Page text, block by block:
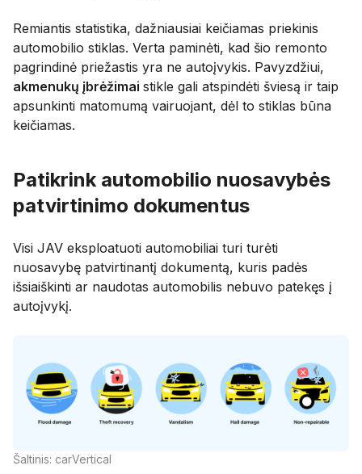
Remiantis statistika, dažniausiai keičiamas priekinis
automobilio stiklas. Verta paminėti, kad šio remonto
pagrindinė priežastis yra ne autoįvykis. Pavyzdžiui,
akmenukų įbrėžimai stikle gali atspindėti šviesą ir taip
apsunkinti matomumą vairuojant, dėl to stiklas būna
keičiamas.
Patikrink automobilio nuosavybės
patvirtinimo dokumentus
Visi JAV eksploatuoti automobiliai turi turėti
nuosavybę patvirtinantį dokumentą, kuris padės
išsiaiškinti ar naudotas automobilis nebuvo patekęs į
autoįvykį.
Šaltinis: carVertical